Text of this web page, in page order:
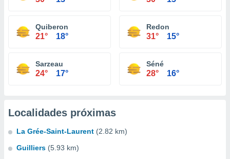
Quiberon
21° 18°
Redon
31° 15°
Sarzeau
24° 17°
Séné
28° 16°
Localidades próximas
La Grée-Saint-Laurent (2.82 km)
Guilliers (5.93 km)